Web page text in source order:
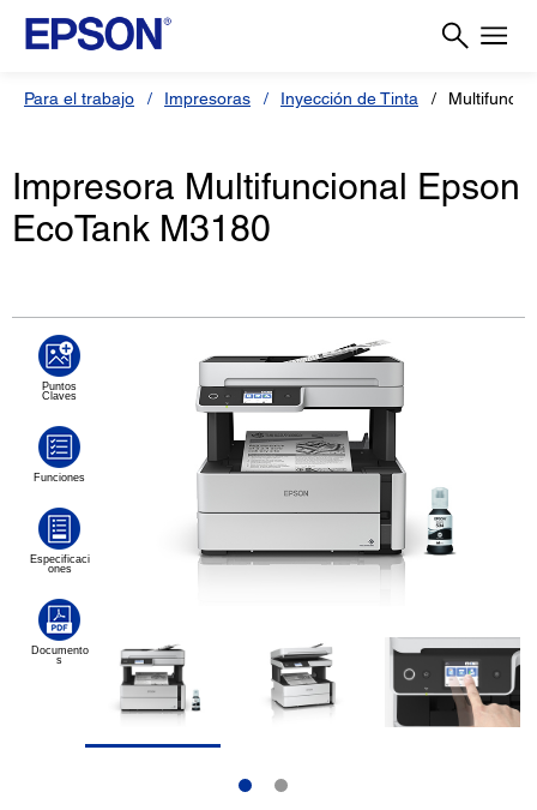
Para el trabajo Impresoras Inyección de Tinta
Impresora Multifuncional Epson
EcoTank M3180